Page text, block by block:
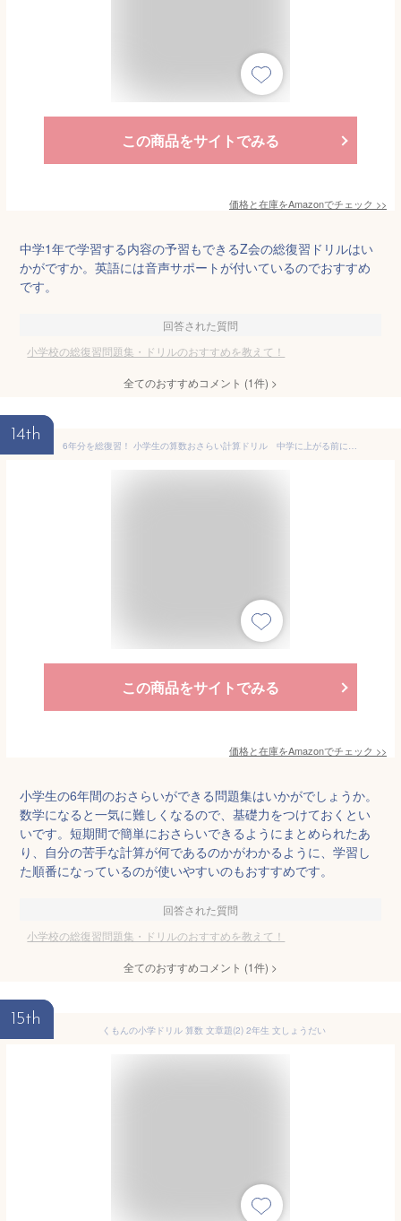
この商品をサイトでみる
価格と在庫をAmazonでチェック >>
中学1年で学習する内容の予習もできるZ会の総復習ドリルはい
かがですか。英語には音声サポートが付いているのでおすすめ
です。
回答された質問
小学校の総復習問題集・ドリルのおすすめを教えて！
全てのおすすめコメント (1件) >
14th
6年分を総復習！ 小学生の算数おさらい計算ドリル 中学に上がる前に完全マスター まなぶっく
この商品をサイトでみる
価格と在庫をAmazonでチェック >>
小学生の6年間のおさらいができる問題集はいかがでしょうか。
数学になると一気に難しくなるので、基礎力をつけておくとい
いです。短期間で簡単におさらいできるようにまとめられたあ
り、自分の苦手な計算が何であるのかがわかるように、学習し
た順番になっているのが使いやすいのもおすすめです。
回答された質問
小学校の総復習問題集・ドリルのおすすめを教えて！
全てのおすすめコメント (1件) >
15th
くもんの小学ドリル 算数 文章題(2) 2年生 文しょうだい